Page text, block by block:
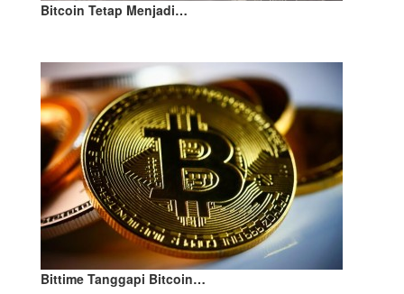
Bitcoin Tetap Menjadi…
Bittime Tanggapi Bitcoin…